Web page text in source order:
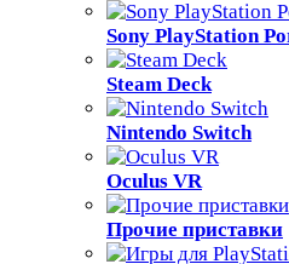
Sony PlayStation
Steam Deck
Nintendo Switch
Oculus VR
Прочие приставки